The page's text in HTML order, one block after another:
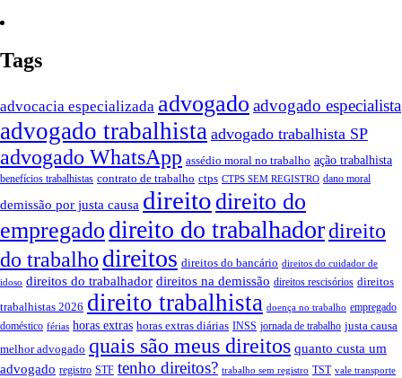
Tags
advocacia especializada advogado advogado especialista
advogado trabalhista advogado trabalhista SP
advogado WhatsApp assédio moral no trabalho ação trabalhista
benefícios trabalhistas contrato de trabalho ctps CTPS SEM REGISTRO dano moral
demissão por justa causa direito direito do
empregado direito do trabalhadordireito
do trabalho direitos direitos do bancário direitos do cuidador de
idoso direitos do trabalhador direitos na demissão direitos rescisórios direitos
trabalhistas 2026 direito trabalhista doença no trabalho empregado
doméstico férias horas extras horas extras diárias INSS jornada de trabalho justa causa
melhor advogado quais são meus direitos quanto custa um
advogado registro STF tenho direitos? trabalho sem registro TST vale transporte